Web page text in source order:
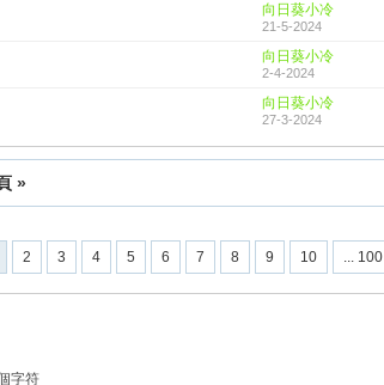
向日葵小冷
21-5-2024
向日葵小冷
2-4-2024
向日葵小冷
27-3-2024
»
2 3 4 5 6 7 8 9 10 ... 100
字符